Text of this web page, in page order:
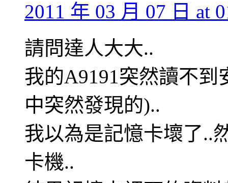
2011 年 03 月 07 日 at
請問達人大大..
我的A9191突然讀不
中突然發現的)..
我以為是記憶卡壞了..
卡機..